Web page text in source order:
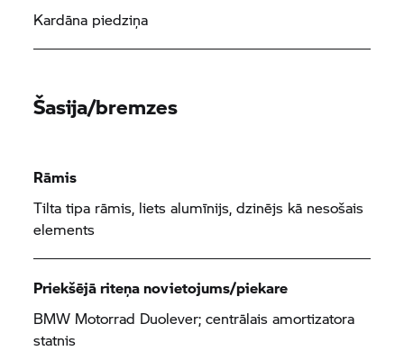
Kardāna piedziņa
Šasija/bremzes
Rāmis
Tilta tipa rāmis, liets alumīnijs, dzinējs kā nesošais
elements
Priekšējā riteņa novietojums/piekare
BMW Motorrad Duolever; centrālais amortizatora
statnis